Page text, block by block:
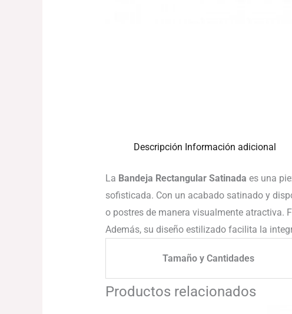
Descripción Información adicional
La Bandeja Rectangular Satinada es una
sofisticada. Con un acabado satinado y
o postres de manera visualmente atractiva.
Además, su diseño estilizado facilita la
Tamaño y Cantidades
Productos relacionados